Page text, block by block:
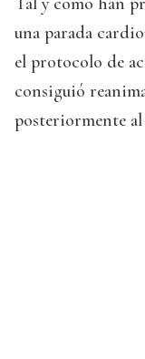
una parada
el protocolo de
consiguió
posteriormente